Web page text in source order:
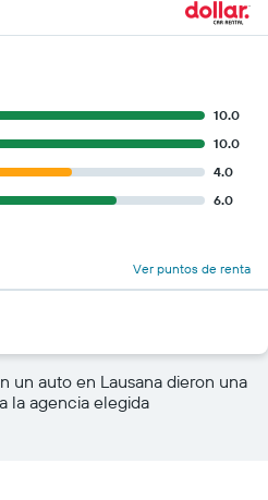
10.0
10.0
4.0
6.0
Ver puntos de renta
un auto en Lausana dieron una
la agencia elegida